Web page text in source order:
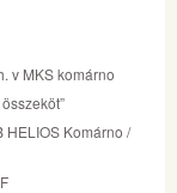
v MKS komárno
HELIOS Komárno /